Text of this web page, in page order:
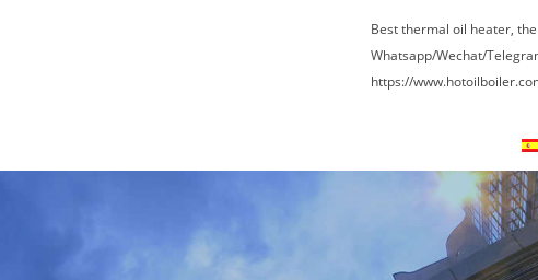
Best thermal oil heater,
Whatsapp/Wechat/
https://